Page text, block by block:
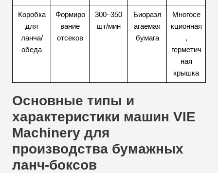
Коробка
для
ланча/
обеда
Формиро
вание
отсеков
300–350
шт/мин
Биоразл
агаемая
бумага
Многосе
кционная
,
герметич
ная
крышка
Основные типы и
характеристики машин VIE
Machinery для
производства бумажных
ланч-боксов